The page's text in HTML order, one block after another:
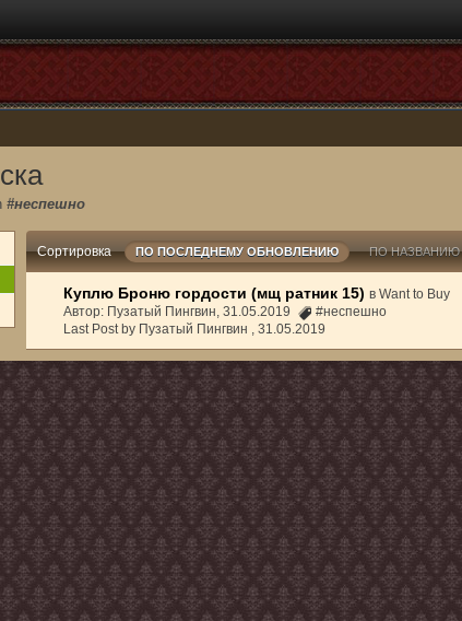
#неспешно
Сортировка ПО ПОСЛЕДНЕМУ ОБНОВЛЕНИЮ ПО НАЗВАНИЮ
Куплю Броню гордости (мщ ратник 15) вWant to Buy
Автор: Пузатый Пингвин, 31.05.2019
#неспешно
Last Post by Пузатый Пингвин ,31.05.2019